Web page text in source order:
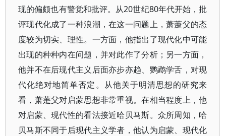
现的偏颇也有警觉和批评。从20世纪80年代开始，批
评现代化成了一种浪潮，在这一问题上，萧萐父的态
度较为切实、理性。一方面，他指出了现代化中可能
出现的种种内在问题，并对此作了分析；另一方面，
他并不在后现代主义后面亦步亦趋、鹦鹉学舌，对现
代化绝对地简单否定。从他关于明清思想的研究来
看，萧萐父对启蒙思想非常重视。在相当程度上，他
对启蒙、现代性的看法接近哈贝马斯。众所周知，哈
贝马斯不同于后现代主义学者，他认为启蒙、现代化